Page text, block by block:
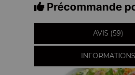
Précommande
AVIS (59)
INFORMATIONS